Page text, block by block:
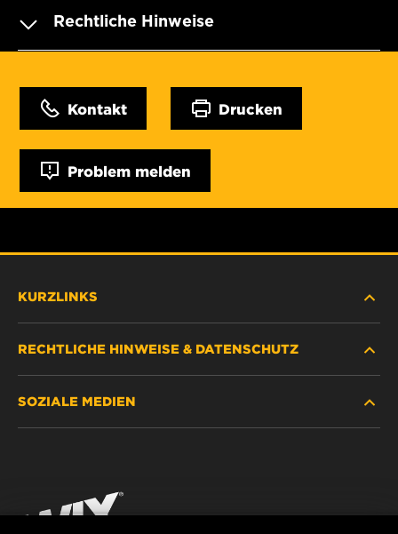
Rechtliche Hinweise
Kontakt Drucken
Problem melden
KURZLINKS
HÄNDLERSUCHE
KONTAKT
RECHTLICHE HINWEISE & DATENSCHUTZ
IMPRESSUM
SOZIALE MEDIEN
YouTube